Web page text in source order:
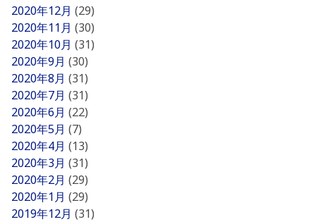
2020年12月 (29)
2020年11月 (30)
2020年10月 (31)
2020年9月 (30)
2020年8月 (31)
2020年7月 (31)
2020年6月 (22)
2020年5月 (7)
2020年4月 (13)
2020年3月 (31)
2020年2月 (29)
2020年1月 (29)
2019年12月 (31)